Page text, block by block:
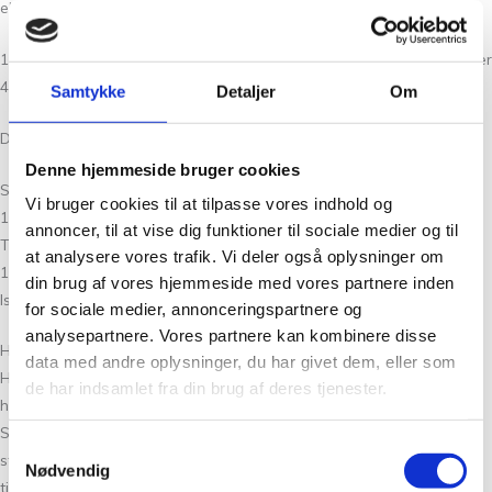
Samtykke Detaljer Om
Denne hjemmeside bruger cookies
Vi bruger cookies til at tilpasse vores indhold og
annoncer, til at vise dig funktioner til sociale medier og til
at analysere vores trafik. Vi deler også oplysninger om
din brug af vores hjemmeside med vores partnere inden
for sociale medier, annonceringspartnere og
analysepartnere. Vores partnere kan kombinere disse
data med andre oplysninger, du har givet dem, eller som
de har indsamlet fra din brug af deres tjenester.
Nødvendig
eller Granite (dueblå)
150 (150) 150 (200) 250 (250) g ISAGER Bouclé – her fv 37 (grøn) eller
47 (dueblå)
Delbar lynlås efter målet på jakkens forkant
STRIKKEFASTHED:
10 x 10 cm = 32 m og 50 p i rib, strikket på pinde nr 2,5 med Isager
Trio 2 og Isager Alpaca 1 holdt sammen.
10 x 10 cm = 14 m og 26 p i Løkkemønster, strikket på p nr 3 med
Isager Bouclé.
Hvem er Helga Jóna Thórunnardóttir
Helga Joná Thórunnardóttir er en anerkendt figur i strikke- og
håndværksmiljøet, kendt for sit samarbejde med Helga Isager.
Sammen var de medforfatter til bogen Handcraft, som indeholder
strikkemønstre, især med fokus på handsker og vanter. Denne bog
tilbyder detaljerede teknikker og er designet som en mini-